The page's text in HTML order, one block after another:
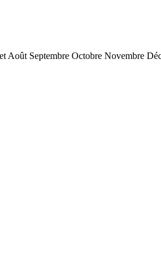
Août Septembre Octobre Novembre